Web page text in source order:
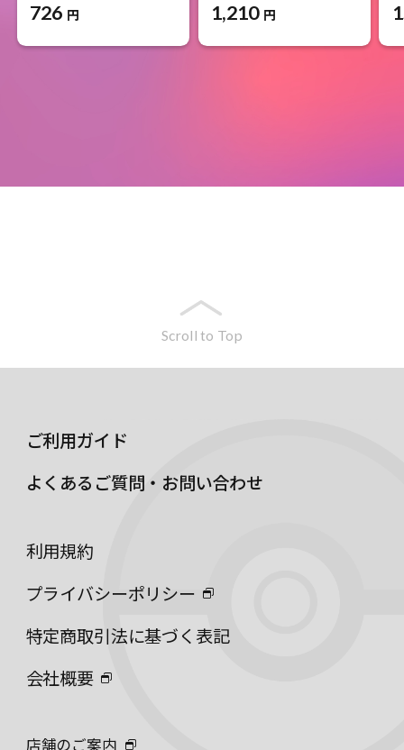
726 円 1,210 円
Scroll to Top
ご利用ガイド
よくあるご質問・お問い合わせ
利用規約
プライバシーポリシー
特定商取引法に基づく表記
会社概要
店舗のご案内